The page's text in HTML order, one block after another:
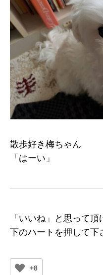
散歩好き梅ちゃん
「はーい」
「いいね」と思って頂
下のハートを押して下
+8